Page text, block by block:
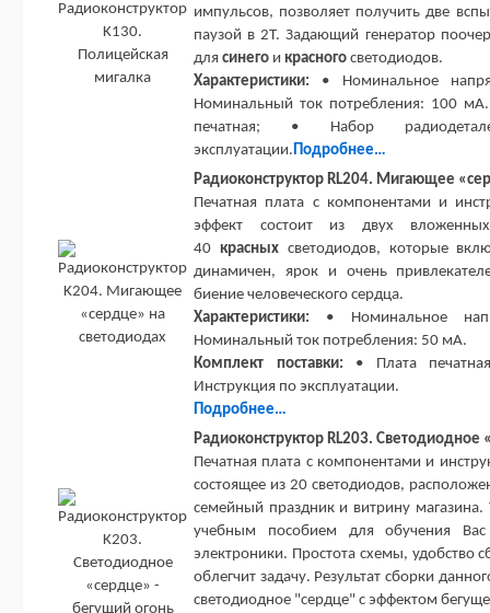
импульсов, позволяет получить две
паузой в 2Т. Задающий генератор
для синего и красногосветодиодов.
Характеристики: • Номинальное
Номинальный ток потребления: 100
печатная; • Набор
эксплуатации.Подробнее…
Радиоконструктор RL204. Мигающее
Печатная плата с компонентами и
эффект состоит из двух
40 красныхсветодиодов, которые
динамичен, ярок и очень
биение человеческого сердца.
Характеристики: • Номинальное
Номинальный ток потребления: 50 мА.
Комплект поставки: • Плата
Инструкция по эксплуатации.
Подробнее…
Радиоконструктор RL203. Светодиодное
Печатная плата с компонентами и
состоящее из 20 светодиодов,
семейный праздник и витрину
учебным пособием для обучения
электроники. Простота схемы, удобство
облегчит задачу. Результат сборки
светодиодное "сердце" с эффектом